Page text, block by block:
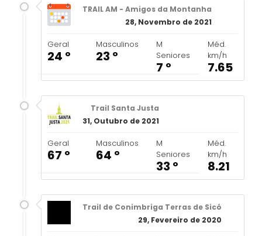
TRAIL AM - Amigos da Montanha
28, Novembro de 2021
Geral
24 º
Masculinos
23 º
M
Seniores
7 º
Méd.
km/h
7.65
Trail Santa Justa
31, Outubro de 2021
Geral
67 º
Masculinos
64 º
M
Seniores
33 º
Méd.
km/h
8.21
Trail de Conimbriga Terras de Sicó
29, Fevereiro de 2020